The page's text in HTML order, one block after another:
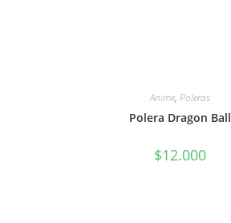
Anime, Poleras
Polera Dragon Ball
$12.000